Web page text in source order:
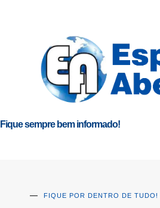
Fique sempre bem informado!
FIQUE POR DENTRO DE TUDO!